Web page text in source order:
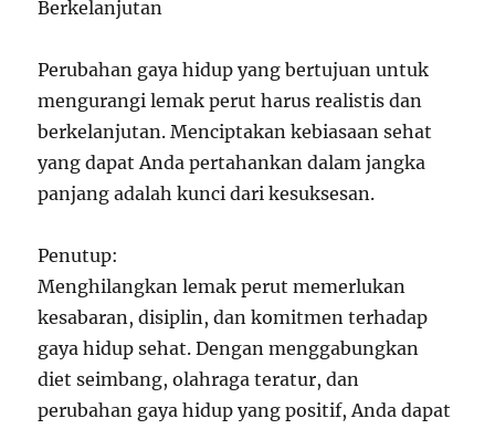
Berkelanjutan
Perubahan gaya hidup yang bertujuan untuk
mengurangi lemak perut harus realistis dan
berkelanjutan. Menciptakan kebiasaan sehat
yang dapat Anda pertahankan dalam jangka
panjang adalah kunci dari kesuksesan.
Penutup:
Menghilangkan lemak perut memerlukan
kesabaran, disiplin, dan komitmen terhadap
gaya hidup sehat. Dengan menggabungkan
diet seimbang, olahraga teratur, dan
perubahan gaya hidup yang positif, Anda dapat